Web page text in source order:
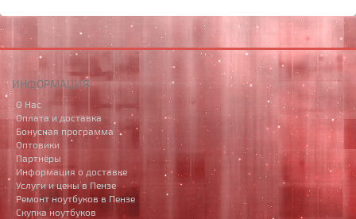
ИНФОРМАЦИЯ
О Нас
Оплата и доставка
Бонусная программа
Оптовики
Партнёры
Информация о доставке
Услуги и цены в Пензе
Ремонт ноутбуков в Пензе
Скупка ноутбуков